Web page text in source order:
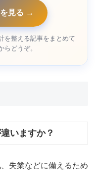
見る →
を整える記事をまとめて
らどうぞ。
いますか？
失業などに備えるため